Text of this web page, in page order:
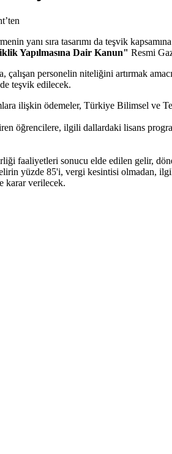
yanı sıra tasarımı da teşvik
Yapılmasına Dair Kanun" Resmi
çalışan personelin niteliğini artırmak
teşvik edilecek.
ilişkin ödemeler, Türkiye Bilimsel ve
öğrencilere, ilgili dallardaki lisans
faaliyetleri sonucu elde edilen gelir,
yüzde 85'i, vergi kesintisi olmadan,
karar verilecek.